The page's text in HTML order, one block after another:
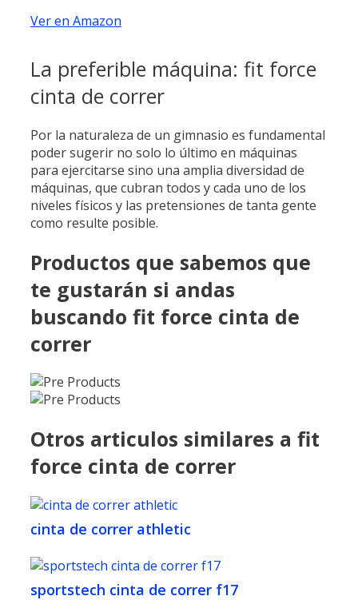
Ver en Amazon
La preferible máquina: fit force
cinta de correr
Por la naturaleza de un gimnasio es fundamental
poder sugerir no solo lo último en máquinas
para ejercitarse sino una amplia diversidad de
máquinas, que cubran todos y cada uno de los
niveles físicos y las pretensiones de tanta gente
como resulte posible.
Productos que sabemos que
te gustarán si andas
buscando fit force cinta de
correr
Otros articulos similares a fit
force cinta de correr
cinta de correr athletic
sportstech cinta de correr f17